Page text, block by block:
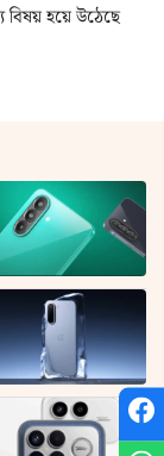
বিষয় হয়ে উঠেছে